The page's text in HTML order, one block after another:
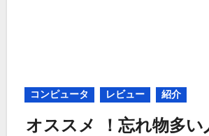
コンピュータ レビュー 紹介
オススメ ！忘れ物多